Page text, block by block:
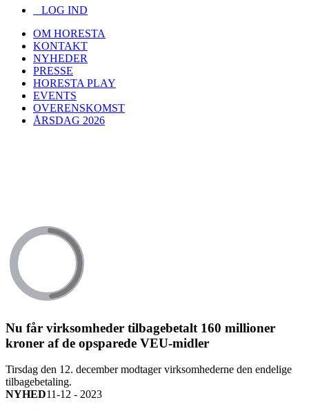
LOG IND
OM HORESTA
KONTAKT
NYHEDER
PRESSE
HORESTA PLAY
EVENTS
OVERENSKOMST
ÅRSDAG 2026
Nu får virksomheder tilbagebetalt 160 millioner
kroner af de opsparede VEU-midler
Tirsdag den 12. december modtager virksomhederne den endelige
tilbagebetaling.
NYHED11-12 - 2023